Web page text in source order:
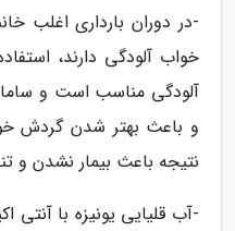
-در دوران بارداری اغلب
خواب آلودگی دارند،
آلودگی مناسب است و
و باعث بهتر شدن گردش
نتیجه باعث بیمار نشدن و
-آب قلیایی یونیزه با آنتی